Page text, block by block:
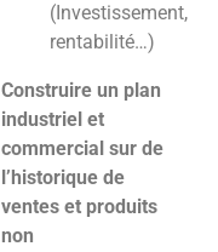
(Investissement,
rentabilité…)
Construire un plan
industriel et
commercial sur de
l’historique de
ventes et produits
non